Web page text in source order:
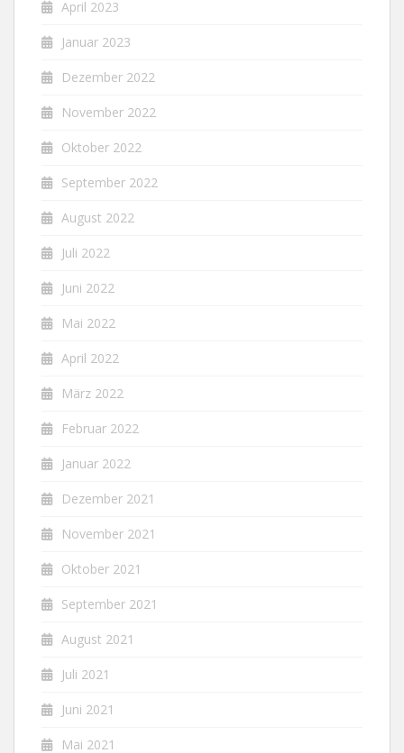
April 2023
Januar 2023
Dezember 2022
November 2022
Oktober 2022
September 2022
August 2022
Juli 2022
Juni 2022
Mai 2022
April 2022
März 2022
Februar 2022
Januar 2022
Dezember 2021
November 2021
Oktober 2021
September 2021
August 2021
Juli 2021
Juni 2021
Mai 2021